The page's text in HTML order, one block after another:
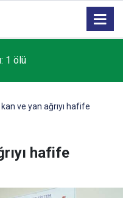
1 ölü
ve yan ağrıyı hafife
hafife